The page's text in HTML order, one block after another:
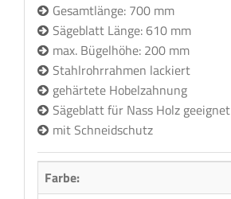
Gesamtlänge: 700 mm
Sägeblatt Länge: 610 mm
max. Bügelhöhe: 200 mm
Stahlrohrrahmen lackiert
gehärtete Hobelzahnung
Sägeblatt für Nass Holz geeignet
mit Schneidschutz
Farbe: